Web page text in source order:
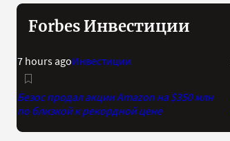
Forbes Инвестиции
7 hours agoИнвестиции
Безос продал акции Amazon на $350 млн
по близкой к рекордной цене